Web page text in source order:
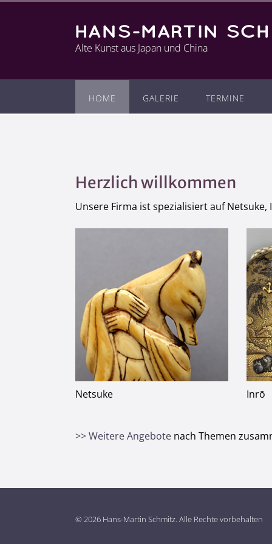
Alte Kunst aus Japan und China
HOME GALERIE TERMINE
Herzlich willkommen
Unsere Firma ist spezialisiert auf
Netsuke Inrō
>> Weitere Angebote nach Themen
© 2026 Hans-Martin Schmitz. Alle Rechte